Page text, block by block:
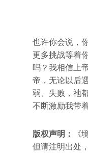
也许你会说，
更多挑战等着
吗？我相信上
帝，无论以后
弱、失败，祂
不断激励我带
版权声明：
《
但请注明出处